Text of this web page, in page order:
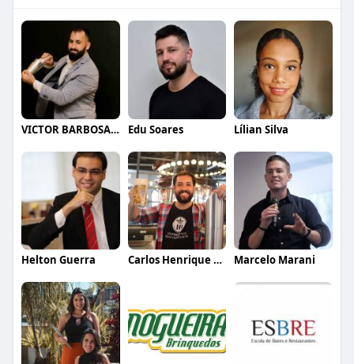
VICTOR BARBOSA QUARANTA Edu Soares Lílian Silva
Helton Guerra Carlos Henrique de Faria Vasconcelos Marcelo Marani